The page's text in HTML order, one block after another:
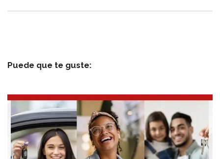
Puede que te guste: